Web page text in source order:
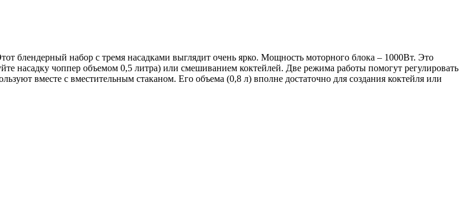
блендерный набор с тремя насадками выглядит очень ярко. Мощность моторного блока – 1000Вт. Это
насадку чоппер объемом 0,5 литра) или смешиванием коктейлей. Две режима работы помогут регулировать
вместе с вместительным стаканом. Его объема (0,8 л) вполне достаточно для создания коктейля или